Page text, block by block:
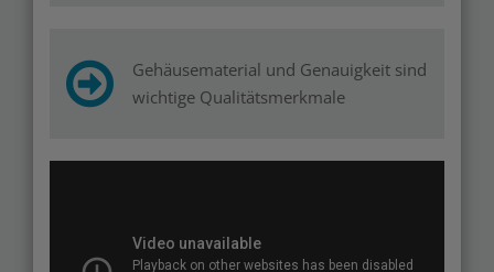
Gehäusematerial und Genauigkeit sind
wichtige Qualitätsmerkmale